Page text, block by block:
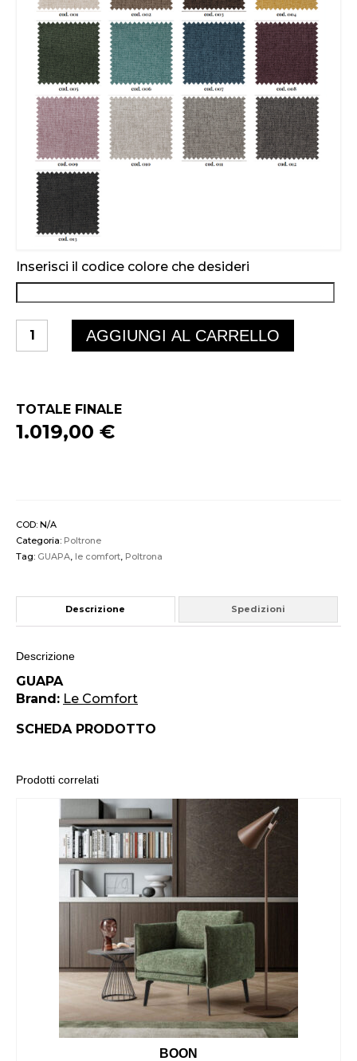
Inserisci il codice colore che desideri
quantità
AGGIUNGI AL CARRELLO
TOTALE FINALE
1.019,00 €
COD: N/A
Categoria: Poltrone
Tag: GUAPA le comfort Poltrona
Descrizione Spedizioni
Descrizione
GUAPA
Brand: Le Comfort
SCHEDA PRODOTTO
Prodotti correlati
BOON